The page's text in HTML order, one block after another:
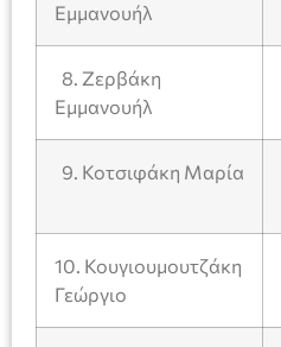
Εμμανουήλ
8. Ζερβάκη
Εμμανουήλ
9. Κοτσιφάκη Μαρία
10. Κουγιουμουτζάκη
Γεώργιο